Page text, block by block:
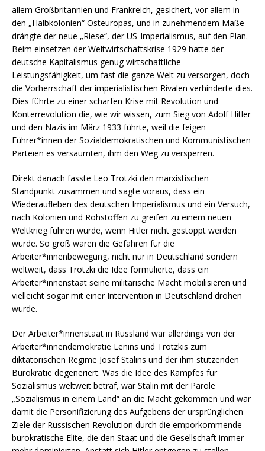
allem Großbritannien und Frankreich, gesichert, vor allem in
den „Halbkolonien“ Osteuropas, und in zunehmendem Maße
drängte der neue „Riese“, der US-Imperialismus, auf den Plan.
Beim einsetzen der Weltwirtschaftskrise 1929 hatte der
deutsche Kapitalismus genug wirtschaftliche
Leistungsfähigkeit, um fast die ganze Welt zu versorgen, doch
die Vorherrschaft der imperialistischen Rivalen verhinderte dies.
Dies führte zu einer scharfen Krise mit Revolution und
Konterrevolution die, wie wir wissen, zum Sieg von Adolf Hitler
und den Nazis im März 1933 führte, weil die feigen
Führer*innen der Sozialdemokratischen und Kommunistischen
Parteien es versäumten, ihm den Weg zu versperren.
Direkt danach fasste Leo Trotzki den marxistischen
Standpunkt zusammen und sagte voraus, dass ein
Wiederaufleben des deutschen Imperialismus und ein Versuch,
nach Kolonien und Rohstoffen zu greifen zu einem neuen
Weltkrieg führen würde, wenn Hitler nicht gestoppt werden
würde. So groß waren die Gefahren für die
Arbeiter*innenbewegung, nicht nur in Deutschland sondern
weltweit, dass Trotzki die Idee formulierte, dass ein
Arbeiter*innenstaat seine militärische Macht mobilisieren und
vielleicht sogar mit einer Intervention in Deutschland drohen
würde.
Der Arbeiter*innenstaat in Russland war allerdings von der
Arbeiter*innendemokratie Lenins und Trotzkis zum
diktatorischen Regime Josef Stalins und der ihm stützenden
Bürokratie degeneriert. Was die Idee des Kampfes für
Sozialismus weltweit betraf, war Stalin mit der Parole
„Sozialismus in einem Land“ an die Macht gekommen und war
damit die Personifizierung des Aufgebens der ursprünglichen
Ziele der Russischen Revolution durch die emporkommende
bürokratische Elite, die den Staat und die Gesellschaft immer